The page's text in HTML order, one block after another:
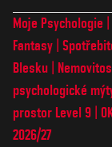
Moje Psychologie
Fantasy
Blesku
psychologické
prostor Level 9
2026/27